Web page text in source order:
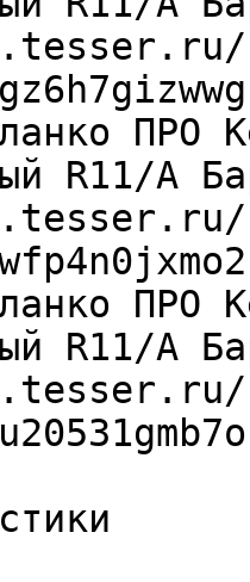
ПРО
R11/A
ПРО
R11/A